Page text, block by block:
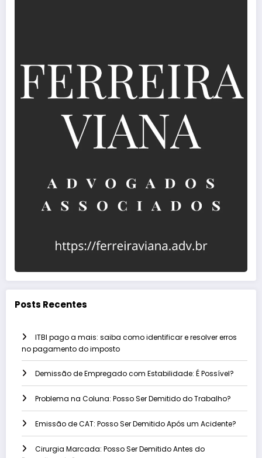
Posts Recentes
ITBI pago a mais: saiba como identificar e resolver erros
no pagamento do imposto
Demissão de Empregado com Estabilidade: É Possível?
Problema na Coluna: Posso Ser Demitido do Trabalho?
Emissão de CAT: Posso Ser Demitido Após um Acidente?
Cirurgia Marcada: Posso Ser Demitido Antes do